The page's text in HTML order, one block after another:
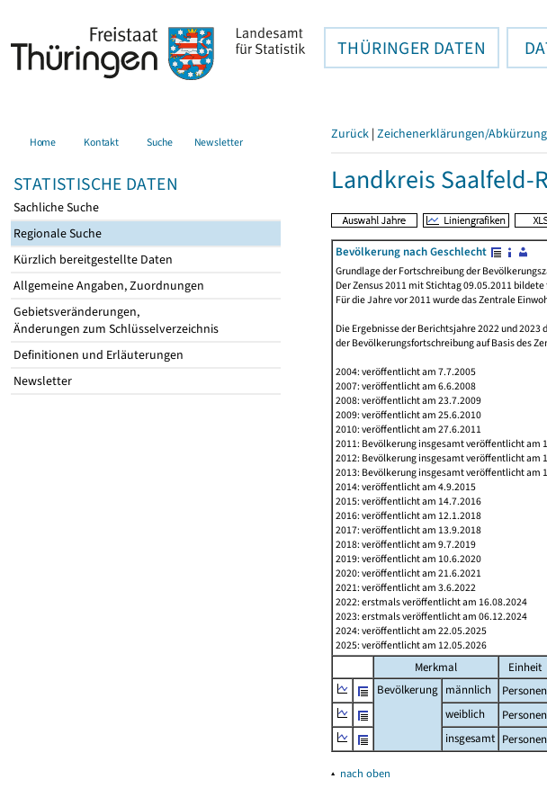
THÜRINGER DATEN
Home Kontakt Suche Newsletter
STATISTISCHE DATEN
Sachliche Suche
Regionale Suche
Kürzlich bereitgestellte Daten
Allgemeine Angaben, Zuordnungen
Gebietsveränderungen,
Änderungen zum Schlüsselverzeichnis
Definitionen und Erläuterungen
Newsletter
Zurück | Zeichenerklärungen/
Landkreis Saalfeld-
Bevölkerung nach Geschlecht
Grundlage der Fortschreibung der
Der Zensus 2011 mit Stichtag 09.05.2011
Für die Jahre vor 2011 wurde das Zentrale
Die Ergebnisse der Berichtsjahre 2022 und
der Bevölkerungsfortschreibung auf Basis des
2004: veröffentlicht am 7.7.2005
2007: veröffentlicht am 6.6.2008
2008: veröffentlicht am 23.7.2009
2009: veröffentlicht am 25.6.2010
2010: veröffentlicht am 27.6.2011
2011: Bevölkerung insgesamt veröffentlicht am
2012: Bevölkerung insgesamt veröffentlicht am
2013: Bevölkerung insgesamt veröffentlicht am
2014: veröffentlicht am 4.9.2015
2015: veröffentlicht am 14.7.2016
2016: veröffentlicht am 12.1.2018
2017: veröffentlicht am 13.9.2018
2018: veröffentlicht am 9.7.2019
2019: veröffentlicht am 10.6.2020
2020: veröffentlicht am 21.6.2021
2021: veröffentlicht am 3.6.2022
2022: erstmals veröffentlicht am 16.08.2024
2023: erstmals veröffentlicht am 06.12.2024
2024: veröffentlicht am 22.05.2025
2025: veröffentlicht am 12.05.2026
Merkmal Einheit
Bevölkerung männlich Personen
weiblich
Personen
insgesamt Personen
▴ nach oben